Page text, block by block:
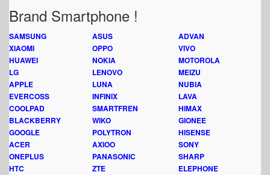
Brand Smartphone !
SAMSUNG ASUS
ADVAN
XIAOMI
OPPO
VIVO
HUAWEI
NOKIA
MOTOROLA
LG
LENOVO
MEIZU
APPLE
LUNA
NUBIA
EVERCOSS
INFINIX
LAVA
COOLPAD
SMARTFREN
HIMAX
BLACKBERRY
WIKO
GIONEE
GOOGLE
POLYTRON
HISENSE
ACER
AXIOO
SONY
ONEPLUS
PANASONIC
SHARP
HTC
ZTE ELEPHONE